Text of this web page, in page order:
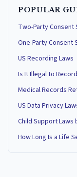
POPULAR
Two-Party Consent
One-Party Consent
US Recording Laws
Is It Illegal to
Medical Records
US Data Privacy
Child Support Laws
How Long Is a Life